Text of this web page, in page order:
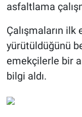
asfaltlama
Çalışmaların ilk
yürütüldüğünü
emekçilerle bir
bilgi aldı.